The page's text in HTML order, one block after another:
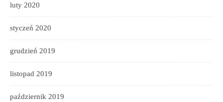
luty 2020
styczeń 2020
grudzień 2019
listopad 2019
październik 2019